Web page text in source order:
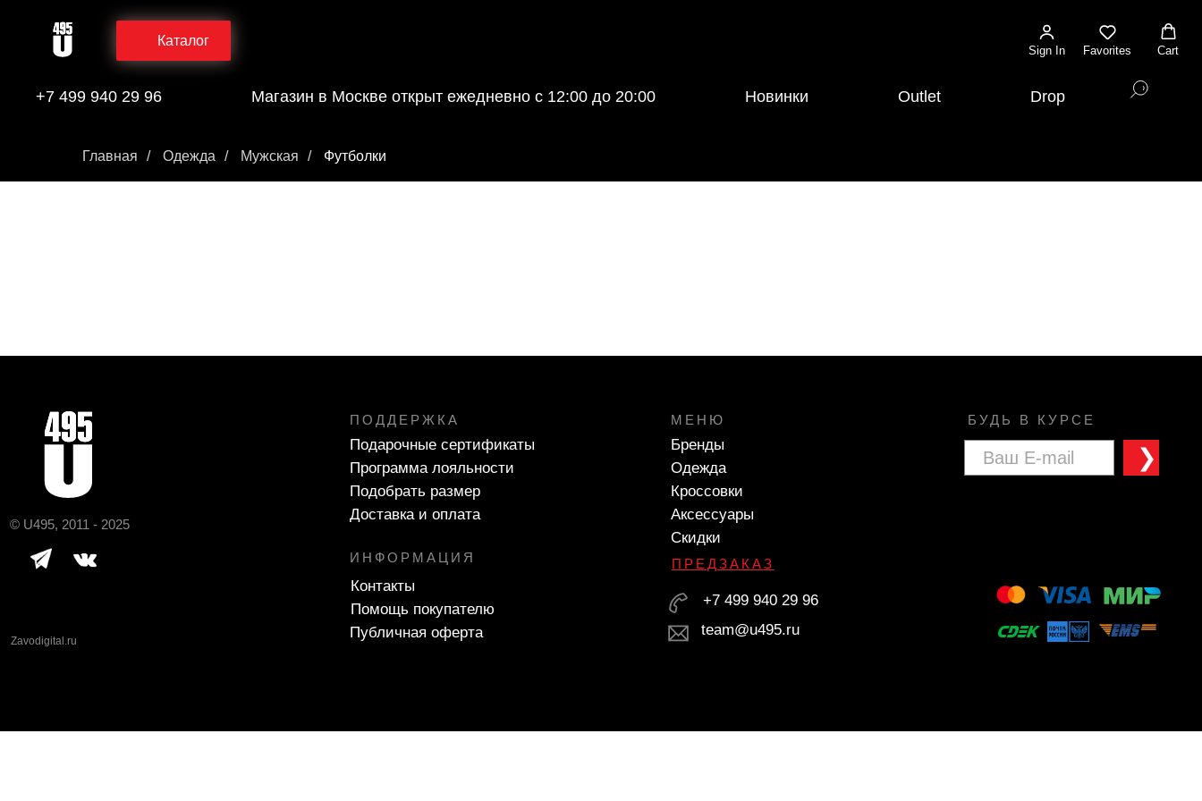
Каталог
Sign In Favorites Cart
+7 499 940 29 96 Магазин в Москве открыт ежедневно с 12:00 до 20:00 Новинки Outlet Drop
Главная / Одежда / Мужская / Футболки
❯
© U495, 2011 - 2025
Zavodigital.ru
ПОДДЕРЖКА
ИНФОРМАЦИЯ
МЕНЮ
Контакты
Помощь покупателю
Подарочные сертификаты
Программа лояльности
Подобрать размер
Доставка и оплата
Бренды
Одежда
Кроссовки
Аксессуары
Скидки
Публичная оферта team@u495.ru
+7 499 940 29 96
БУДЬ В КУРСЕ
ПРЕДЗАКАЗ